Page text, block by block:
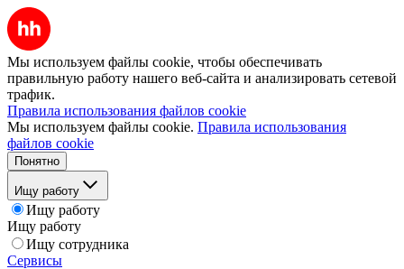
Мы используем файлы cookie, чтобы обеспечивать
правильную работу нашего веб-сайта и анализировать сетевой
трафик.
Правила использования файлов cookie
Мы используем файлы cookie. Правила использования
файлов cookie
Понятно
Ищу работу
Ищу работу
Ищу работу
Ищу сотрудника
Сервисы